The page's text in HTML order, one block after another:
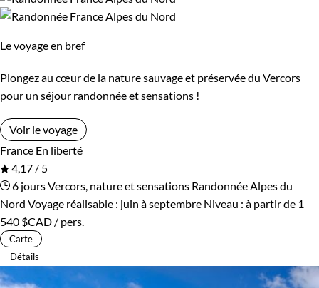
Le voyage en bref
Plongez au cœur de la nature sauvage et préservée du Vercors
pour un séjour randonnée et sensations !
Voir le voyage
France En liberté
4,17 / 5
6 joursVercors, nature et sensations Randonnée Alpes du
Nord Voyage réalisable : juin à septembre Niveau : à partir de 1
540 $CAD / pers.
Carte
Détails